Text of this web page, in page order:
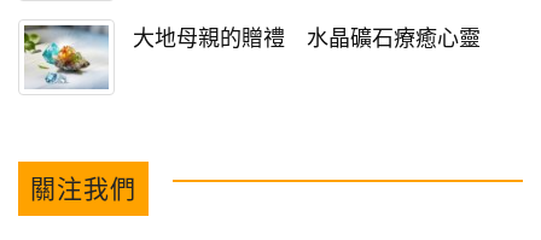
大地母親的贈禮 水晶礦石療癒心靈
關注我們